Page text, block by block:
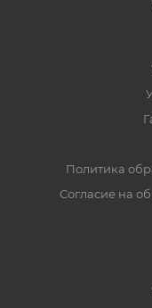
Политика
Согласие на